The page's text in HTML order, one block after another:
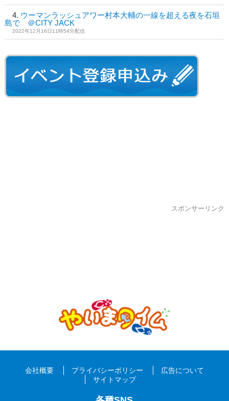
ウーマンラッシュアワー村本大輔の一線を超える夜を石垣
島で ＠CITY JACK
2022年12月16日11時54分配信
スポンサーリンク
会社概要 プライバシーポリシー
広告について
サイトマップ